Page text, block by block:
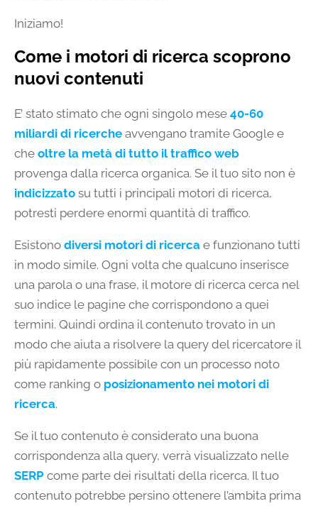
Iniziamo!
Come i motori di ricerca scoprono
nuovi contenuti
E’ stato stimato che ogni singolo mese 40-60
miliardi di ricerche avvengano tramite Google e
che oltre la metà di tutto il traffico web
provenga dalla ricerca organica. Se il tuo sito non è
indicizzato su tutti i principali motori di ricerca,
potresti perdere enormi quantità di traffico.
Esistono diversi motori di ricerca e funzionano tutti
in modo simile. Ogni volta che qualcuno inserisce
una parola o una frase, il motore di ricerca cerca nel
suo indice le pagine che corrispondono a quei
termini. Quindi ordina il contenuto trovato in un
modo che aiuta a risolvere la query del ricercatore il
più rapidamente possibile con un processo noto
come ranking o posizionamento nei motori di
ricerca.
Se il tuo contenuto è considerato una buona
corrispondenza alla query, verrà visualizzato nelle
SERP come parte dei risultati della ricerca. Il tuo
contenuto potrebbe persino ottenere l’ambita prima